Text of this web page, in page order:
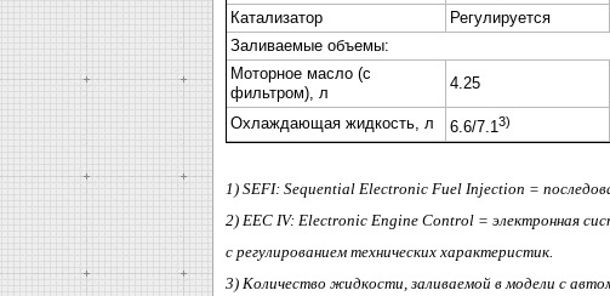
Катализатор
Регулируется
Заливаемые объемы:
Моторное масло (с
фильтром), л
4.25
Охлаждающая жидкость, л 6.6/7.13)
1) SEFI: Sequential Electronic Fuel Injection =
2) EEC IV: Electronic Engine Control = электронная
с регулированием технических характеристик.
3) Количество жидкости, заливаемой в модели с